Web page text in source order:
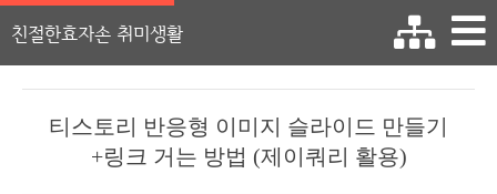
친절한효자손 취미생활
티스토리 반응형 이미지 슬라이드 만들기
+링크 거는 방법 (제이쿼리 활용)